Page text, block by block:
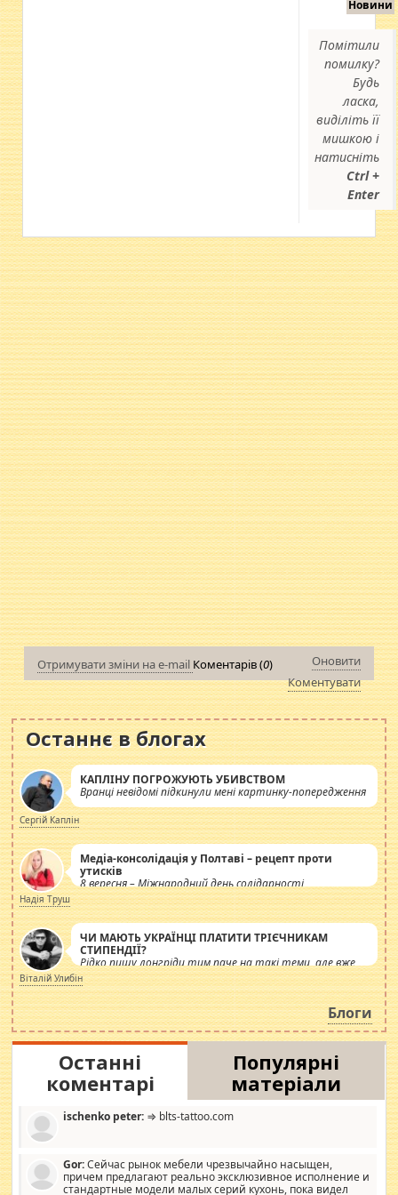
Новини
Помітили
помилку?
Будь
ласка,
виділіть її
мишкою і
натисніть
Ctrl +
Enter
Отримувати зміни на e-mail Коментарів (0)
Оновити
Коментувати
Останнє в блогах
КАПЛІНУ ПОГРОЖУЮТЬ УБИВСТВОМ
Вранці невідомі підкинули мені картинку-попередження
Сергій Каплін
Медіа-консолідація у Полтаві – рецепт проти
утисків
8 вересня – Міжнародний день солідарності
журналістів.
Надія Труш
ЧИ МАЮТЬ УКРАЇНЦІ ПЛАТИТИ ТРІЄЧНИКАМ
СТИПЕНДІЇ?
Рідко пишу лонгріди тим паче на такі теми, але вже
просто дістало! Обурюють сьогоднішні інсенуації
навколо стипендіального питання. Штучно
роздувається ще одна соціальна катастрофа.
Віталій Улибін
Блоги
Останні
коментарі
Популярні
матеріали
ischenko peter: ⇒ blts-tattoo.com
Gor:Сейчас рынок мебели чрезвычайно насыщен,
причем предлагают реально эксклюзивное исполнение и
стандартные модели малых серий кухонь, пока видел